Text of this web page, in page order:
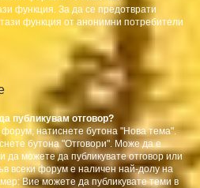
функция. За да се предотврати
функция от анонимни потребители
публикувам отговор?
натиснете бутона "Нова тема".
бутона "Отговори". Може да е
да можете да публикувате отговор или
всеки форум е наличен най-долу на
Вие можете да публикувате теми в